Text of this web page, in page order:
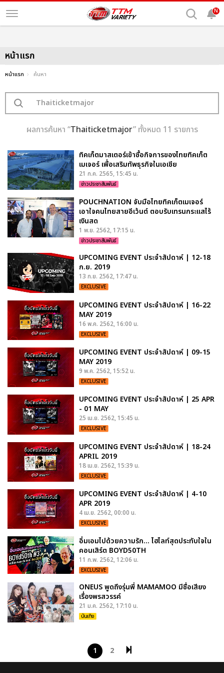
N
หน้าแรก
หน้าแรก ค้นหา
ผลการค้นหา “Thaiticketmajor” ทั้งหมด 11 รายการ
ทิคเก็ตมาสเตอร์เข้าซื้อกิจการของไทยทิคเก็ต
เมเจอร์ เพื่อเสริมทัพธุรกิจในเอเชีย
21 ก.ค. 2565, 15:45 น.
ข่าวประชาสัมพันธ์
POUCHNATION จับมือไทยทิคเก็ตเมเจอร์
เอาใจคนไทยสายอีเว้นต์ ตอบรับเทรนกระแสไร้
เงินสด
1 พ.ย. 2562, 17:15 น.
ข่าวประชาสัมพันธ์
UPCOMING EVENT ประจำสัปดาห์ | 12-18
ก.ย. 2019
13 ก.ย. 2562, 17:47 น.
EXCLUSIVE
UPCOMING EVENT ประจำสัปดาห์ | 16-22
MAY 2019
16 พ.ค. 2562, 16:00 น.
EXCLUSIVE
UPCOMING EVENT ประจำสัปดาห์ | 09-15
MAY 2019
9 พ.ค. 2562, 15:52 น.
EXCLUSIVE
UPCOMING EVENT ประจำสัปดาห์ | 25 APR
- 01 MAY
25 เม.ย. 2562, 15:45 น.
EXCLUSIVE
UPCOMING EVENT ประจำสัปดาห์ | 18-24
APRIL 2019
18 เม.ย. 2562, 15:39 น.
EXCLUSIVE
UPCOMING EVENT ประจำสัปดาห์ | 4-10
APR 2019
4 เม.ย. 2562, 00:00 น.
EXCLUSIVE
อิ่มเอมไปด้วยความรัก... ไฮไลท์สุดประทับใจใน
คอนเสิร์ต BOYD50TH
11 ก.พ. 2562, 12:06 น.
EXCLUSIVE
ONEUS พูดถึงรุ่นพี่ MAMAMOO มีชื่อเสียง
เรื่องพรสวรรค์
21 ม.ค. 2562, 17:10 น.
บันเทิง
1 2